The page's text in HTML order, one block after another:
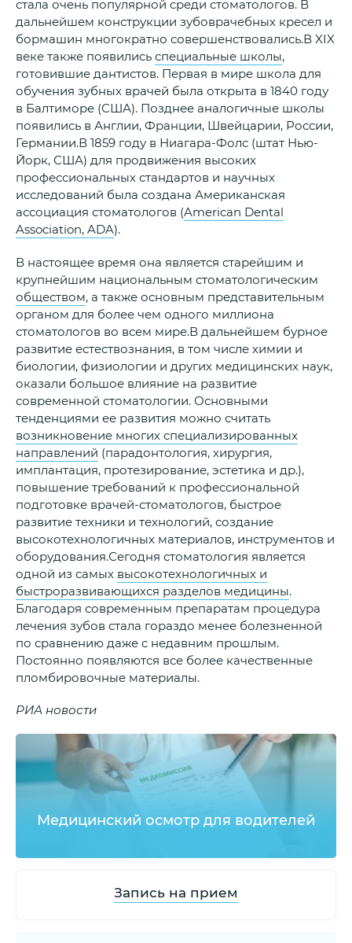
стала очень популярной среди стоматологов. В
дальнейшем конструкции зубоврачебных кресел и
бормашин многократно совершенствовались.В XIX
веке также появились специальные школы,
готовившие дантистов. Первая в мире школа для
обучения зубных врачей была открыта в 1840 году
в Балтиморе (США). Позднее аналогичные школы
появились в Англии, Франции, Швейцарии, России,
Германии.В 1859 году в Ниагара-Фолс (штат Нью-
Йорк, США) для продвижения высоких
профессиональных стандартов и научных
исследований была создана Американская
ассоциация стоматологов (American Dental
Association, ADA).
В настоящее время она является старейшим и
крупнейшим национальным стоматологическим
обществом , а также основным представительным
органом для более чем одного миллиона
стоматологов во всем мире.В дальнейшем бурное
развитие естествознания, в том числе химии и
биологии, физиологии и других медицинских наук,
оказали большое влияние на развитие
современной стоматологии. Основными
тенденциями ее развития можно считать
возникновение многих специализированных
направлений (парадонтология, хирургия,
имплантация, протезирование, эстетика и др.),
повышение требований к профессиональной
подготовке врачей-стоматологов, быстрое
развитие техники и технологий, создание
высокотехнологичных материалов, инструментов и
оборудования.Сегодня стоматология является
одной из самых высокотехнологичных и
быстроразвивающихся разделов медицины
Благодаря современным препаратам процедура
лечения зубов стала гораздо менее болезненной
по сравнению даже с недавним прошлым.
Постоянно появляются все более качественные
пломбировочные материалы.
РИА новости
Медицинский осмотр для водителей
Запись на прием